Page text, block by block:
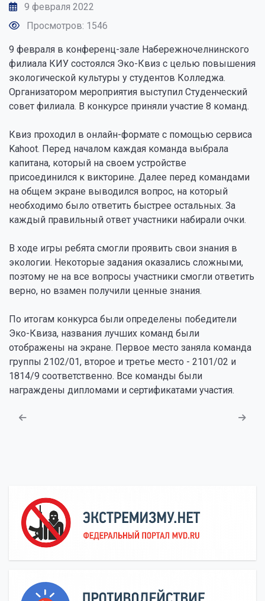
9 февраля 2022
Просмотров: 1546
9 февраля в конференц-зале Набережночелнинского
филиала КИУ состоялся Эко-Квиз с целью повышения
экологической культуры у студентов Колледжа.
Организатором мероприятия выступил Студенческий
совет филиала. В конкурсе приняли участие 8 команд.
Квиз проходил в онлайн-формате c помощью сервиса
Kahoot. Перед началом каждая команда выбрала
капитана, который на своем устройстве
присоединился к викторине. Далее перед командами
на общем экране выводился вопрос, на который
необходимо было ответить быстрее остальных. За
каждый правильный ответ участники набирали очки.
В ходе игры ребята смогли проявить свои знания в
экологии. Некоторые задания оказались сложными,
поэтому не на все вопросы участники смогли ответить
верно, но взамен получили ценные знания.
По итогам конкурса были определены победители
Эко-Квиза, названия лучших команд были
отображены на экране. Первое место заняла команда
группы 2102/01, второе и третье место - 2101/02 и
1814/9 соответственно. Все команды были
награждены дипломами и сертификатами участия.